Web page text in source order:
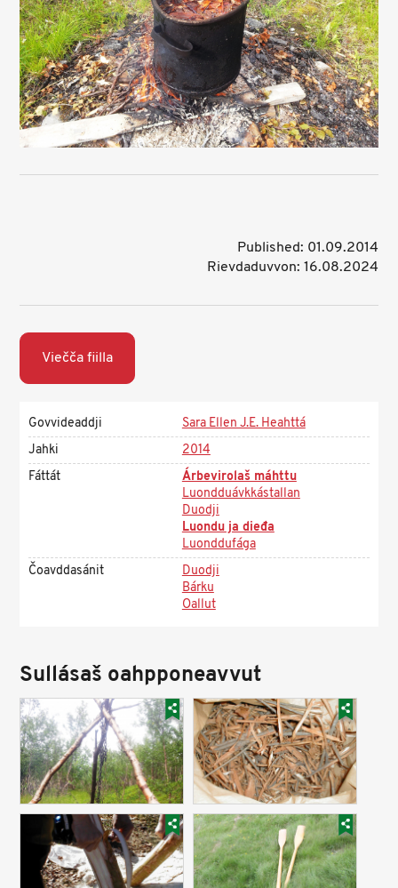
Published: 01.09.2014
Rievdaduvvon: 16.08.2024
Viečča fiilla
Govvideaddji
Sara Ellen J.E. Heahttá
Jahki
2014
Fáttát
Árbevirolaš máhttu
Luondduávkkástallan
Duodji
Luondu ja dieđa
Luonddufága
Čoavddasánit
Duodji
Bárku
Oallut
Sullásaš oahpponeavvut